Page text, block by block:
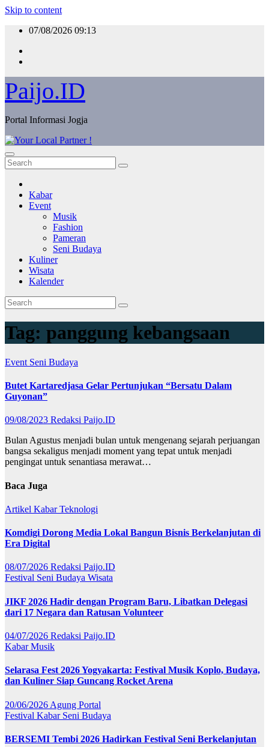
Skip to content
07/08/2026 09:13
Paijo.ID
Portal Informasi Jogja
Kabar
Event
Musik
Fashion
Pameran
Seni Budaya
Kuliner
Wisata
Kalender
Tag: panggung kebangsaan
Event Seni Budaya
Butet Kartaredjasa Gelar Pertunjukan “Bersatu Dalam
Guyonan”
09/08/2023 Redaksi Paijo.ID
Bulan Agustus menjadi bulan untuk mengenang sejarah perjuangan
bangsa sekaligus menjadi moment yang tepat untuk menjadi
pengingat untuk senantiasa merawat…
Baca Juga
Artikel KabarTeknologi
Komdigi Dorong Media Lokal Bangun Bisnis Berkelanjutan di
Era Digital
08/07/2026 Redaksi Paijo.ID
Festival Seni Budaya Wisata
JIKF 2026 Hadir dengan Program Baru, Libatkan Delegasi
dari 17 Negara dan Ratusan Volunteer
04/07/2026 Redaksi Paijo.ID
KabarMusik
Selarasa Fest 2026 Yogyakarta: Festival Musik Koplo, Budaya,
dan Kuliner Siap Guncang Rocket Arena
20/06/2026 Agung Portal
Festival Kabar Seni Budaya
BERSEMI Tembi 2026 Hadirkan Festival Seni Berkelanjutan